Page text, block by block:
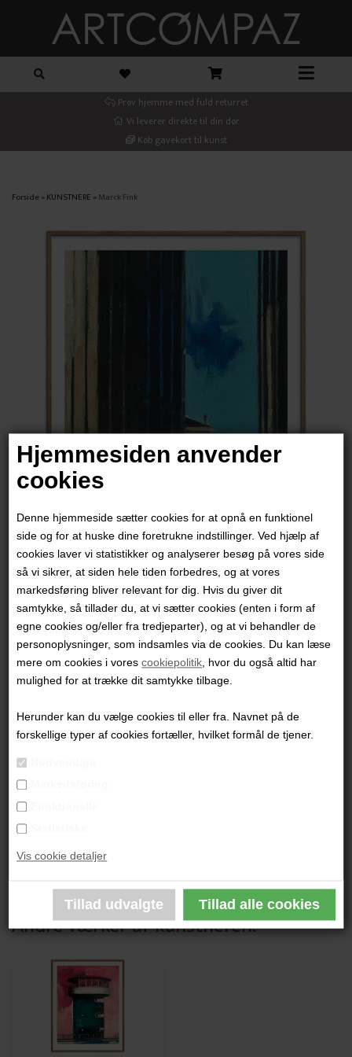
Hjemmesiden anvender
cookies
Denne hjemmeside sætter cookies for at opnå en funktionel
side og for at huske dine foretrukne indstillinger. Ved hjælp af
cookies laver vi statistikker og analyserer besøg på vores side
så vi sikrer, at siden hele tiden forbedres, og at vores
markedsføring bliver relevant for dig. Hvis du giver dit
samtykke, så tillader du, at vi sætter cookies (enten i form af
egne cookies og/eller fra tredjeparter), og at vi behandler de
personoplysninger, som indsamles via de cookies. Du kan læse
mere om cookies i vorescookiepolitik , hvor du også altid har
mulighed for at trække dit samtykke tilbage.
Herunder kan du vælge cookies til eller fra. Navnet på de
forskellige typer af cookies fortæller, hvilket formål de tjener.
Vis cookie detaljer
Prøv hjemme med fuld returret
Vi leverer direkte til din dør
Køb gavekort til kunst
Forside »KUNSTNERE »Marck Fink
Marck Fink
3.450,00DKK
"Amalienborg" (Stor)
80 x 60 cm.
Grafik Giclee i begrænset oplag
Indrammet i lys træramme
Andre værker af kunstneren: